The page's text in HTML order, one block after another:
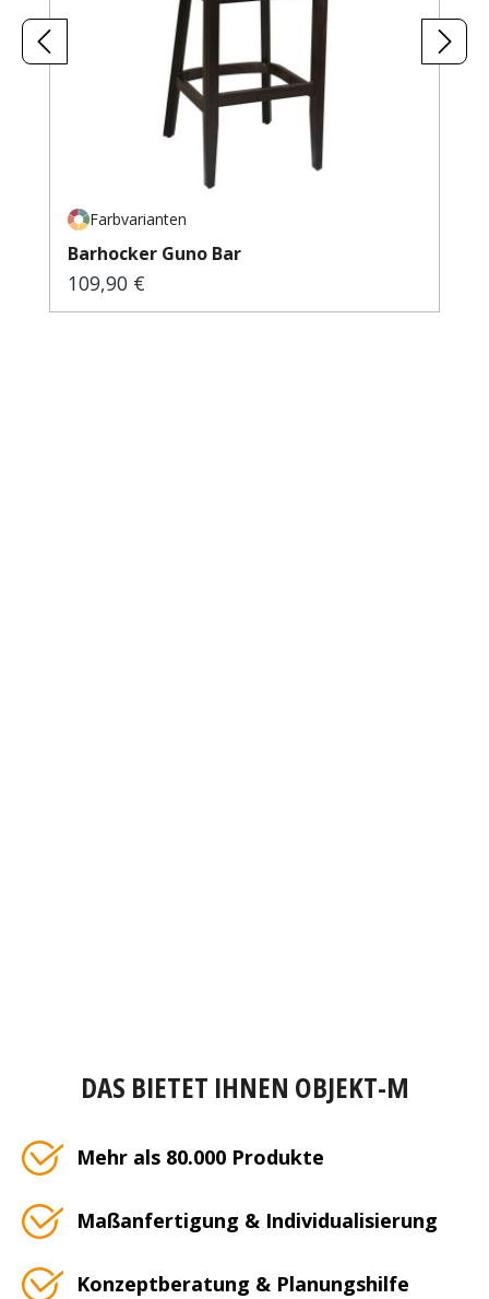
Farbvarianten
Barhocker Guno Bar
Regulärer Preis:
109,90 €
DAS BIETET IHNEN OBJEKT-M
Mehr als 80.000 Produkte
Maßanfertigung & Individualisierung
Konzeptberatung & Planungshilfe